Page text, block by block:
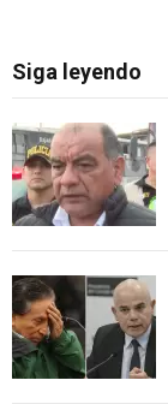
Siga leyendo